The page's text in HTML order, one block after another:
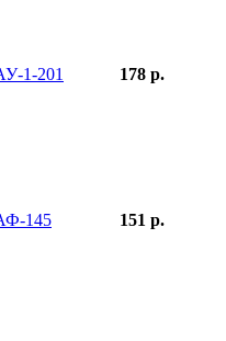
1-201 178 р.
145 151 р.